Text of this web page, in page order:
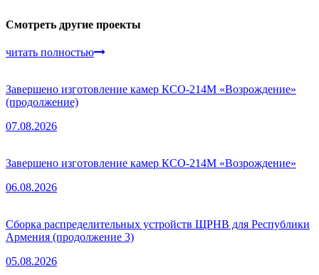
Смотреть другие проекты
читать полностью
Завершено изготовление камер КСО-214М «Возрождение»
(продолжение)
07.08.2026
Завершено изготовление камер КСО-214М «Возрождение»
06.08.2026
Сборка распределительных устройств ЩРНВ для Республики
Армения (продолжение 3)
05.08.2026